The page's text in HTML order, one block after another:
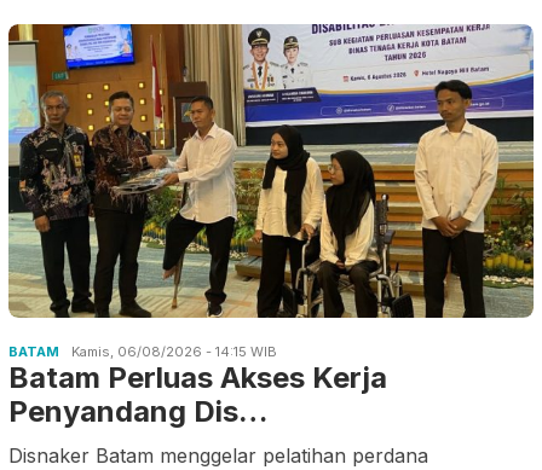
BATAM Kamis, 06/08/2026 - 14:15 WIB
Batam Perluas Akses Kerja
Penyandang Dis…
Disnaker Batam menggelar pelatihan perdana